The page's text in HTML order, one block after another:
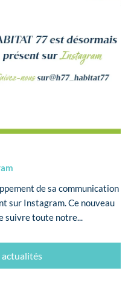
de sa communication
sur Instagram. Ce nouveau
suivre toute notre...
actualités